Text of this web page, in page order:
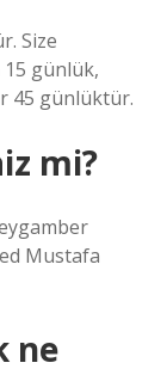
Size
günlük,
45 günlüktür.
mi?
Mustafa
ne